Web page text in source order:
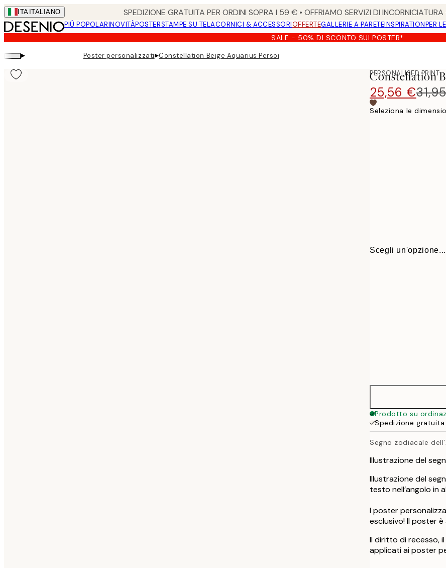
Skip
to
main
content.
ITA ITALIANO SPEDIZIONE GRATUITA PER ORDINI SOPRA I 59 € • OFFRIAMO SERVIZI DI
PIÚ POPOLARINOVITÀPOSTERSTAMPE SU TELACORNICI & ACCESSORIOFFERTEGALLERIE A PARETEINSPIRATIONPER
SALE - 50% DI SCONTO SUI POSTER*
▸ Poster personalizzati▸Constellation Beige Aquarius Personal Poster
PERSONALISED PRINT
Constellation
25,56 €
Seleziona le
Scegli un'opzione...
50x70 cm
Prodotto su
Spedizione
Segno zodiacale
Illustrazione del
Illustrazione del
testo nell’angolo in
I poster
esclusivo! Il poster
Il diritto di recesso,
applicati ai poster